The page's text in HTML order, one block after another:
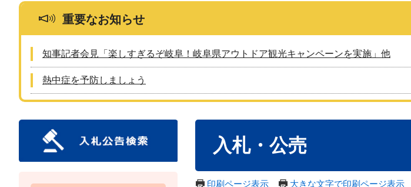
重要なお知らせ
知事記者会見「楽しすぎるぞ岐阜！岐阜県アウトドア観光キャンペーンを実施」他
熱中症を予防しましょう
入札・公売
印刷ページ表示 大きな文字で印刷ページ表示